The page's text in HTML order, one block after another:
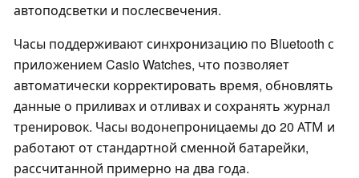
автоподсветки и послесвечения.
Часы поддерживают синхронизацию по Bluetooth с
приложением Casio Watches, что позволяет
автоматически корректировать время, обновлять
данные о приливах и отливах и сохранять журнал
тренировок. Часы водонепроницаемы до 20 АТМ и
работают от стандартной сменной батарейки,
рассчитанной примерно на два года.